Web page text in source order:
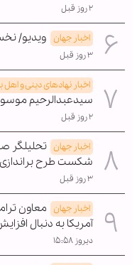
۲ روز قبل
اخبار جهان ویدیو/
۳ روز قبل
اخبار نهادهای دینی و اهل
سیدعبدالرحیم
۲ روز قبل
اخبار جهان تحلیلگر
شکست طرح براندازی
۳ روز قبل
اخبار جهان معاون
آمریکا به دنبال
دیروز ۱۵:۵۸